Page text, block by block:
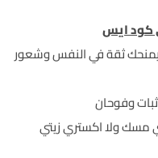
كود ايس
يمنحك ثقة في النفس وشعور
وفوحان
مسك ولا اكستري زيتي